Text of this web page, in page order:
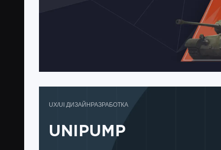
UX/UI ДИЗАЙН РАЗРАБОТКА
UNIPUMP